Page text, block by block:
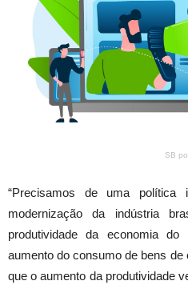
SB
“Precisamos de uma política
modernização da indústria
produtividade da economia
aumento do consumo de bens
que o aumento da produtividade